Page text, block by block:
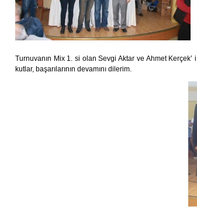
Turnuvanın Mix 1. si olan Sevgi Aktar ve Ahmet Kerçek’ i
kutlar, başarılarının devamını dilerim.